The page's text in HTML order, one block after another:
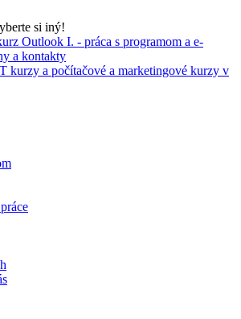
si iný!
Outlook I. - práca s programom a e-
a kontakty